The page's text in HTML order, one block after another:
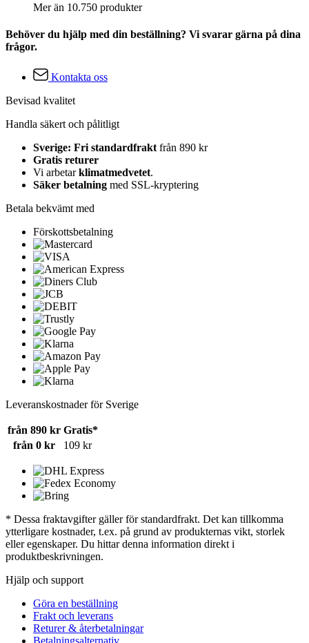
Mer än 10.750 produkter
Behöver du hjälp med din beställning? Vi svarar gärna på dina
frågor.
Kontakta oss
Bevisad kvalitet
Handla säkert och pålitligt
Sverige: Fri standardfrakt från 890 kr
Gratis returer
Vi arbetarklimatmedvetet.
Säker betalning med SSL-kryptering
Betala bekvämt med
Förskottsbetalning
Leveranskostnader för Sverige
från 890 kr Gratis*
från 0 kr
109 kr
* Dessa fraktavgifter gäller för standardfrakt. Det kan tillkomma
ytterligare kostnader, t.ex. på grund av produkternas vikt, storlek
eller egenskaper. Du hittar denna information direkt i
produktbeskrivningen.
Hjälp och support
Göra en beställning
Frakt och leverans
Returer & återbetalningar
Betalningsalternativ